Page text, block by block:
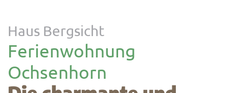
Haus Bergsicht
Ferienwohnung
Ochsenhorn